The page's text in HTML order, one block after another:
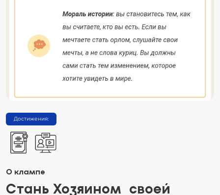
Достижения:
О клампе
Стань Хозяином своей